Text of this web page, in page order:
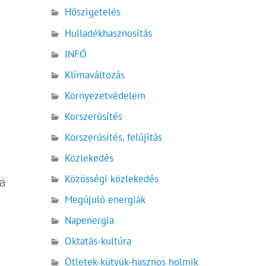
Hőszigetelés
Hulladékhasznosítás
INFÓ
Klímaváltozás
Környezetvédelem
Korszerűsítés
Korszerűsítés, felújítás
Közlekedés
Közösségi közlekedés
Megújuló energiák
Napenergia
Oktatás-kultúra
Ötletek-kütyük-hasznos holmik